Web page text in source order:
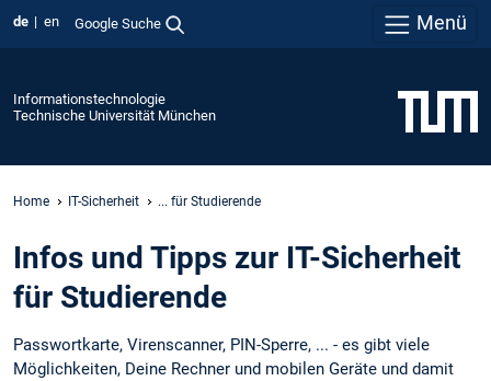
de en Google Suche Menü
Informationstechnologie
Technische Universität München
Home IT-Sicherheit ... für Studierende
Infos und Tipps zur IT-Sicherheit
für Studierende
Passwortkarte, Virenscanner, PIN-Sperre, ... - es gibt viele
Möglichkeiten, Deine Rechner und mobilen Geräte und damit